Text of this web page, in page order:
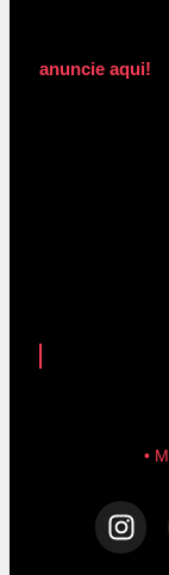
anuncie aqui!
•